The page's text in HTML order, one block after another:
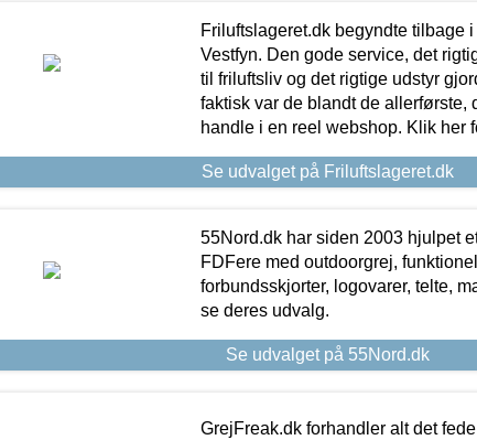
Friluftslageret.dk begyndte tilbage
Vestfyn. Den gode service, det
til friluftsliv og det rigtige udstyr
faktisk var de blandt de allerførste,
handle i en reel webshop. Klik her
Se udvalget på Friluftslageret.dk
55Nord.dk har siden 2003 hjulpet
FDFere med outdoorgrej,
forbundsskjorter, logovarer, telte,
se deres udvalg.
Se udvalget på 55Nord.dk
GrejFreak.dk forhandler alt det